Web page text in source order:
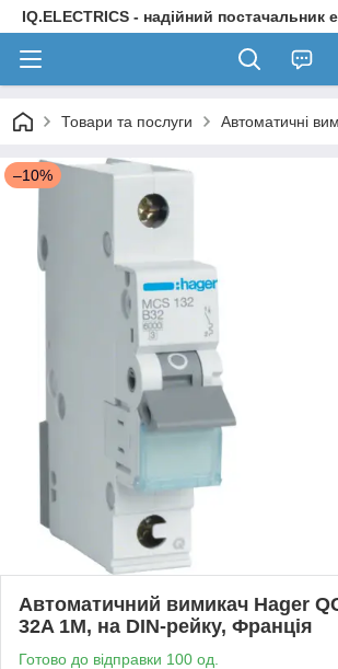
IQ.ELECTRICS - надійний постачальник
Товари та послуги Автоматичні
–10%
Автоматичний вимикач Hager
32A 1M, на DIN-рейку, Франція
Готово до відправки 100 од.